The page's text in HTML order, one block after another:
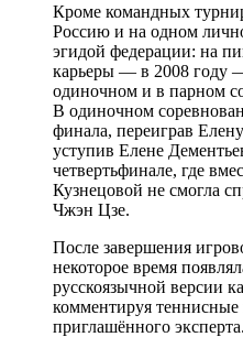
Кроме командных
Россию и на одном
эгидой федерации: на
карьеры — в 2008 году
одиночном и в парном
В одиночном
финала, переиграв
уступив Елене
четвертьфинале, где
Кузнецовой не смогла
Чжэн Цзе.
После завершения
некоторое время
русскоязычной версии
комментируя теннисные
приглашённого эксперта.